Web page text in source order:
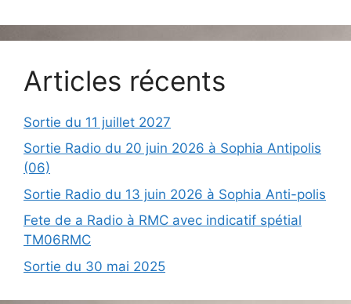
Articles récents
Sortie du 11 juillet 2027
Sortie Radio du 20 juin 2026 à Sophia Antipolis
(06)
Sortie Radio du 13 juin 2026 à Sophia Anti-polis
Fete de a Radio à RMC avec indicatif spétial
TM06RMC
Sortie du 30 mai 2025